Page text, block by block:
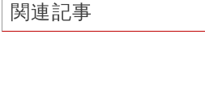
関連記事